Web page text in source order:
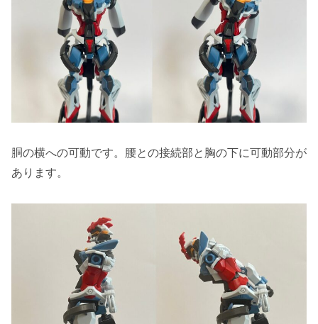
胴の横への可動です。腰との接続部と胸の下に可動部分が
あります。